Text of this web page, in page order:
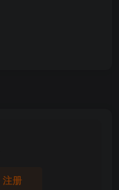
注册